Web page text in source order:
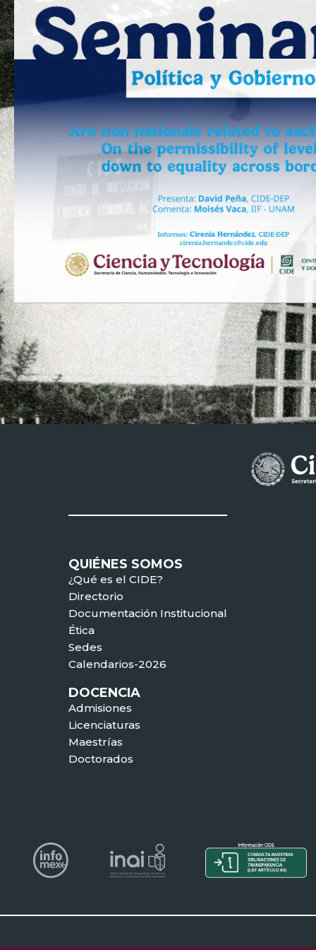
QUIÉNES SOMOS
¿Qué es el CIDE?
Directorio
Documentación Institucional
Ética
Sedes
Calendarios-2026
DOCENCIA
Admisiones
Licenciaturas
Maestrías
Doctorados